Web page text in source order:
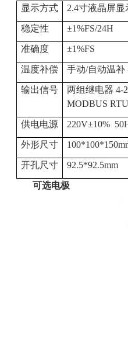
显示方式 2.4寸液晶屏显
稳定性 ±1%FS/24H
准确度 ±1%FS
温度补偿 手动/自动温
输出信号
两组继电器 4-
MODBUS RTU
供电电源 220V±10%
外形尺寸
开孔尺寸 92.5*92.5mm
可选电极